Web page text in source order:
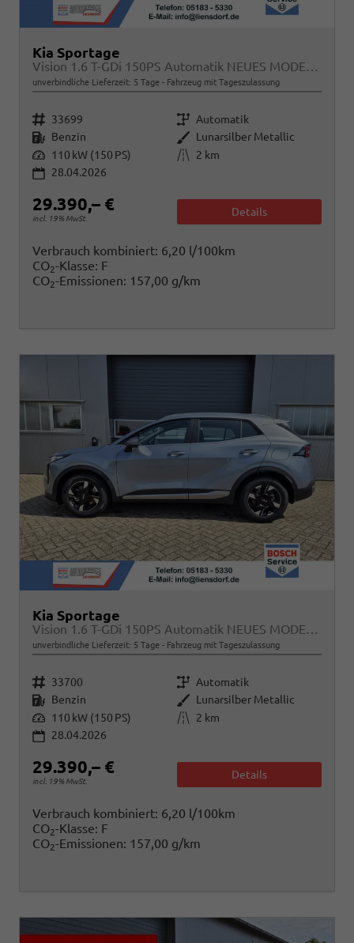
Kia Sportage
Vision 1.6 T-GDi 150PS Automatik NEUES MODELL MY26 FACELIFT Sitzheizung Lenkradheizung Klimaautomatik Navi Bluetooth Touchscreen Apple CarPlay Android Auto PDC v+h 17"LM Rückf.Kamera ACC 2x Keyless
unverbindliche Lieferzeit: 5 Tage Fahrzeug mit Tageszulassung
Fahrzeugnr. 33699 Getriebe Automatik
Kraftstoff Benzin Außenfarbe Lunarsilber Metallic
Leistung 110 kW (150 PS) Kilometerstand
2 km
28.04.2026
29.390,– €
incl. 19% MwSt.
Details
Verbrauch kombiniert: 6,20 l/100km
CO2-Klasse: F
CO2-Emissionen: 157,00 g/km
Kia Sportage
Vision 1.6 T-GDi 150PS Automatik NEUES MODELL MY26 FACELIFT Sitzheizung Lenkradheizung Klimaautomatik Navi Bluetooth Touchscreen Apple CarPlay Android Auto PDC v+h 17"LM Rückf.Kamera ACC 2x Keyless
unverbindliche Lieferzeit: 5 Tage Fahrzeug mit Tageszulassung
Fahrzeugnr. 33700 Getriebe Automatik
Kraftstoff Benzin Außenfarbe Lunarsilber Metallic
Leistung 110 kW (150 PS) Kilometerstand
2 km
28.04.2026
29.390,– €
incl. 19% MwSt.
Details
Verbrauch kombiniert: 6,20 l/100km
CO2-Klasse: F
CO2-Emissionen: 157,00 g/km